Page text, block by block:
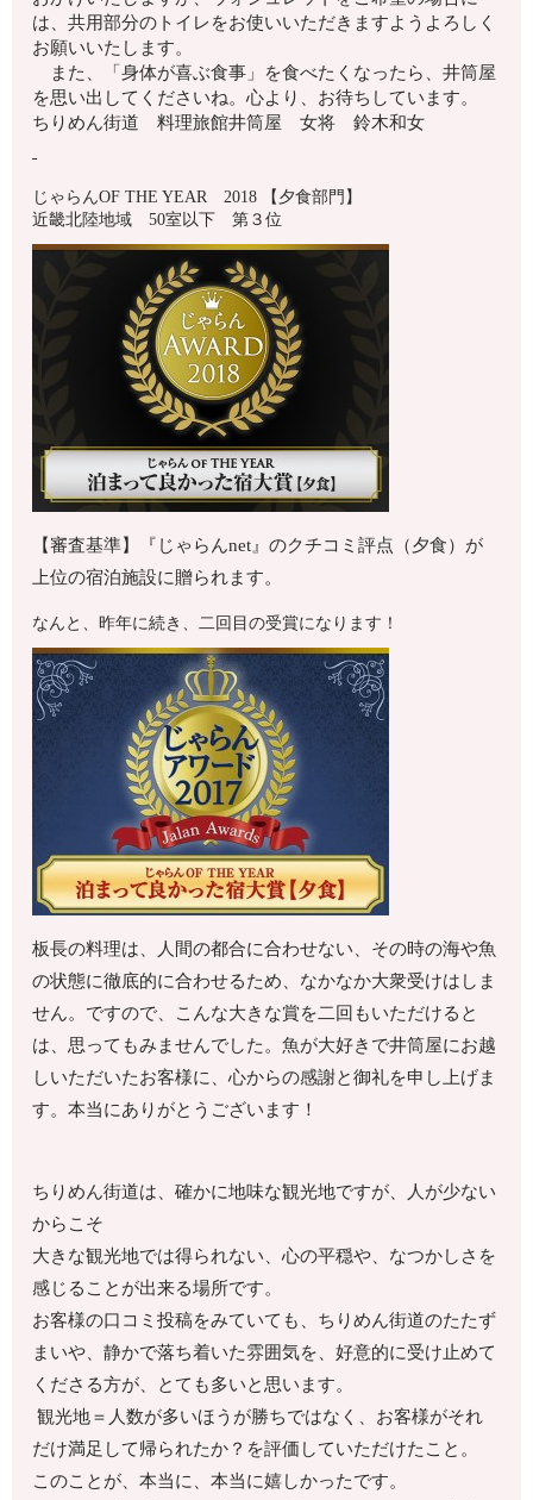
は、共用部分のトイレをお使いいただきますようよろしく
お願いいたします。
また、「身体が喜ぶ食事」を食べたくなったら、井筒屋
を思い出してくださいね。心より、お待ちしています。
ちりめん街道 料理旅館井筒屋 女将 鈴木和女
じゃらんOF THE YEAR 2018 【夕食部門】
近畿北陸地域 50室以下 第３位
【審査基準】『じゃらんnet』のクチコミ評点（夕食）が
上位の宿泊施設に贈られます。
なんと、昨年に続き、二回目の受賞になります！
板長の料理は、人間の都合に合わせない、その時の海や魚
の状態に徹底的に合わせるため、なかなか大衆受けはしま
せん。ですので、こんな大きな賞を二回もいただけると
は、思ってもみませんでした。魚が大好きで井筒屋にお越
しいただいたお客様に、心からの感謝と御礼を申し上げま
す。本当にありがとうございます！
ちりめん街道は、確かに地味な観光地ですが、人が少ない
からこそ
大きな観光地では得られない、心の平穏や、なつかしさを
感じることが出来る場所です。
お客様の口コミ投稿をみていても、ちりめん街道のたたず
まいや、静かで落ち着いた雰囲気を、好意的に受け止めて
くださる方が、とても多いと思います。
観光地＝人数が多いほうが勝ちではなく、お客様がそれ
だけ満足して帰られたか？を評価していただけたこと。
このことが、本当に、本当に嬉しかったです。